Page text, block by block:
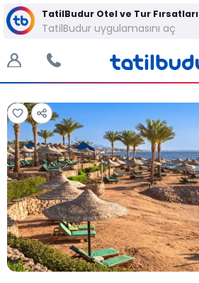
TatilBudur Otel ve Tur Fırsatları
TatilBudur uygulamasını aç
Tüm Fotoğraflar